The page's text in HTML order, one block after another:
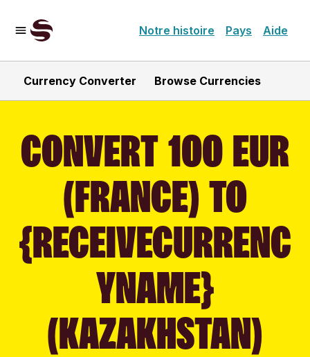
Notre histoire Pays Aide
Currency Converter Browse Currencies
CONVERT 100 EUR
(FRANCE) TO
{RECEIVECURRENC
YNAME}
(KAZAKHSTAN)